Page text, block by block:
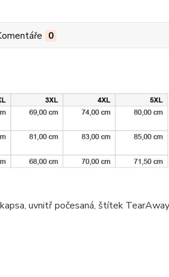
0
, uvnitř počesaná, štítek